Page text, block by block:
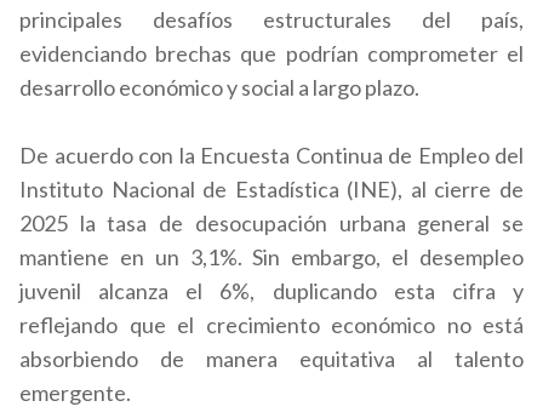
principales desafíos estructurales del país,
evidenciando brechas que podrían comprometer el
desarrollo económico y social a largo plazo.
De acuerdo con la Encuesta Continua de Empleo del
Instituto Nacional de Estadística (INE), al cierre de
2025 la tasa de desocupación urbana general se
mantiene en un 3,1%. Sin embargo, el desempleo
juvenil alcanza el 6%, duplicando esta cifra y
reflejando que el crecimiento económico no está
absorbiendo de manera equitativa al talento
emergente.